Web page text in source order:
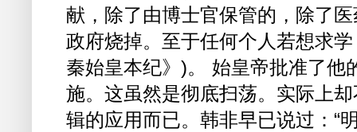
献，除了由博士官保管的，除了
政府烧掉。至于任何个人若想求
秦始皇本纪》)。 始皇帝批准了他
施。这虽然是彻底扫荡。实际上
辑的应用而已。韩非早已说过：“